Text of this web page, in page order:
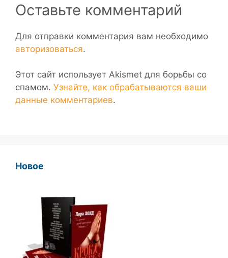
Оставьте комментарий
Для отправки комментария вам необходимо
авторизоваться.
Этот сайт использует Akismet для борьбы со
спамом. Узнайте, как обрабатываются ваши
данные комментариев.
Новое